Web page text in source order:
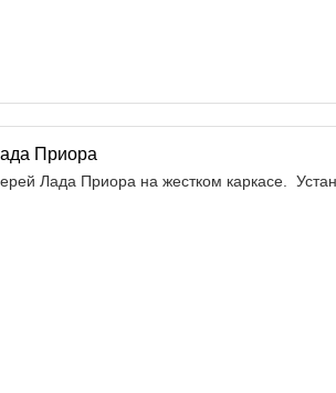
Приора
Лада Приора на жестком каркасе.